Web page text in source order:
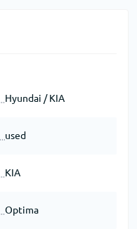
Hyundai / KIA
used
KIA
Optima